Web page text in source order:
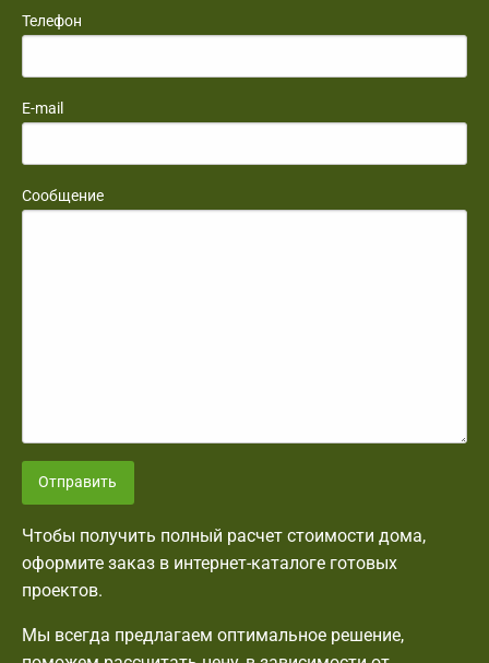
Телефон
E-mail
Сообщение
Отправить
Чтобы получить полный расчет стоимости дома,
оформите заказ в интернет-каталоге готовых
проектов.
Мы всегда предлагаем оптимальное решение,